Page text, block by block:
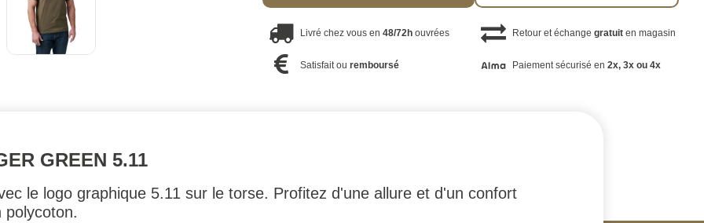
Livré chez vous en48/72h ouvrées Retour et échange gratuiten magasin
Satisfait ouremboursé Paiement sécurisé en 2x, 3x ou 4x
GREEN 5.11
le logo graphique 5.11 sur le torse. Profitez d'une allure et d'un confort
polycoton.